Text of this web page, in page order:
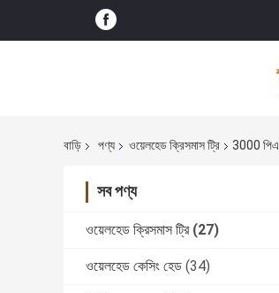
বাড়ি পণ্য ওয়েলহেড ক্রিসমাস ট্রি 3000
সব পণ্য
ওয়েলহেড ক্রিসমাস ট্রি (27)
ওয়েলহেড কেসিং হেড (34)